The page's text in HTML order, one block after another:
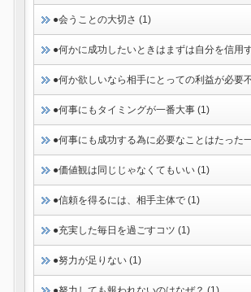
●会うことの大切さ (1)
●何かに成功したいときはまずは自分を信用
●何か欲しいなら相手にとっての利益が必要
●何事にもタイミングが一番大事 (1)
●何事にも成功する為に必要なことはたった
●価値観は同じじゃなくてもいい (1)
●信頼を得るには、相手主体で (1)
●充実した毎日を過ごすコツ (1)
●努力が足りない (1)